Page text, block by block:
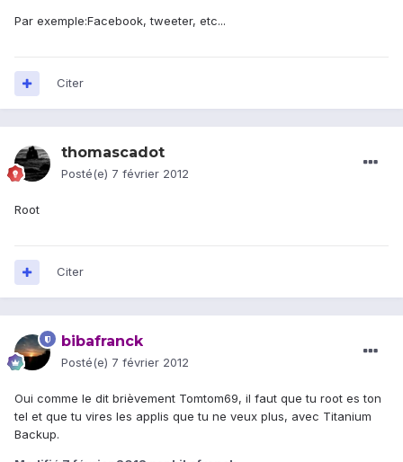
Par exemple:Facebook, tweeter, etc...
Citer
thomascadot
Posté(e) 7 février 2012
Root
Citer
bibafranck
Posté(e) 7 février 2012
Oui comme le dit brièvement Tomtom69, il faut que tu root es ton
tel et que tu vires les applis que tu ne veux plus, avec Titanium
Backup.